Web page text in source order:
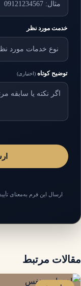
خدمت مورد نظر
توضیح کوتاه (اختیاری)
ارسال این فرم به‌معنای
مقالات مرتبط